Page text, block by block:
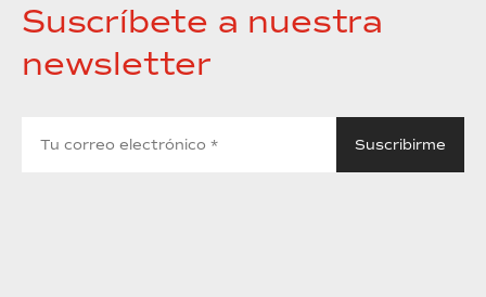
Suscríbete a nuestra
newsletter